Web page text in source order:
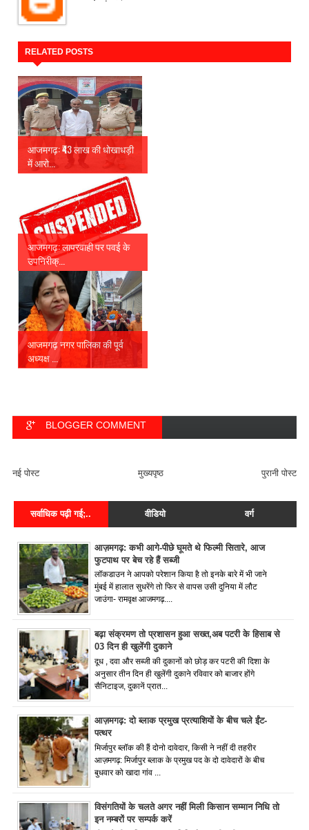
RELATED POSTS
आजमगढ़: ₹43 लाख की धोखाधड़ी
में आरो...
आजमगढ़: लापरवाही पर पवई के
उपनिरीक्...
आजमगढ़ नगर पालिका की पूर्व
अध्यक्ष ...
BLOGGER COMMENT
नई पोस्ट पुरानी पोस्ट
मुख्यपृष्ठ
सर्वाधिक पढ़ी गई;.. वीडियो वर्ग
आज़मगढ़: कभी आगे-पीछे घूमते थे फिल्मी सितारे, आज
फुटपाथ पर बेच रहे हैं सब्जी
लॉकडाउन ने आपको परेशान किया है तो इनके बारे में भी जाने
मुंबई में हालात सुधरेंगे तो फिर से वापस उसी दुनिया में लौट
जाउंगा- रामवृक्ष आजमगढ़....
बढ़ा संक्रमण तो प्रशासन हुआ सख्त,अब पटरी के हिसाब से
03 दिन ही खुलेंगी दुकाने
दूध , दवा और सब्जी की दुकानों को छोड़ कर पटरी की दिशा के
अनुसार तीन दिन ही खुलेंगी दुकाने रविवार को बाजार होंगे
सैनिटाइज, दुकानें प्रात...
आज़मगढ़: दो ब्लाक प्रमुख प्रत्याशियों के बीच चले ईंट-
पत्थर
मिर्जापुर ब्लॉक की हैं दोनो दावेदार, किसी ने नहीं दी तहरीर
आज़मगढ़: मिर्जापुर ब्लाक के प्रमुख पद के दो दावेदारों के बीच
बुधवार को खादा गांव ...
विसंगतियों के चलते अगर नहीं मिली किसान सम्मान निधि तो
इन नम्बरों पर सम्पर्क करें